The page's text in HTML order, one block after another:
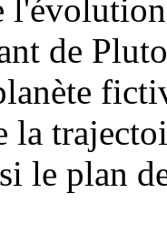
de
la
le plan